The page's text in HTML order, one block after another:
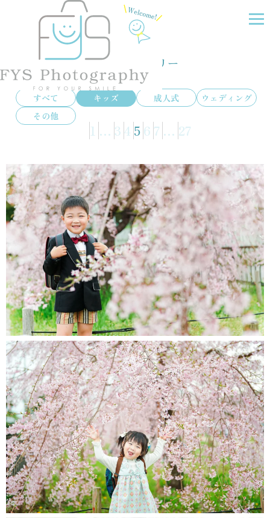
フォトギャラリー
すべて キッズ 成人式
ウェディング
その他
投
稿
の
ペ
ー
ジ
送
り
1 … 3 4 5 6 7 … 27